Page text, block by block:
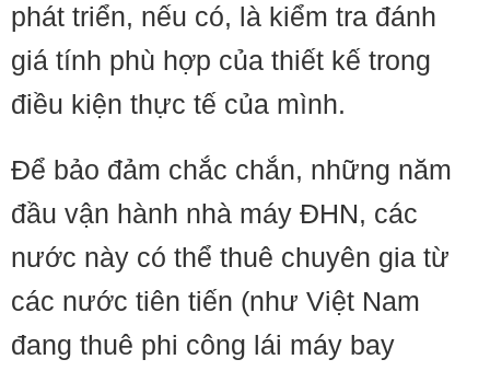
phát triển, nếu có, là kiểm tra đánh
giá tính phù hợp của thiết kế trong
điều kiện thực tế của mình.
Để bảo đảm chắc chắn, những năm
đầu vận hành nhà máy ĐHN, các
nước này có thể thuê chuyên gia từ
các nước tiên tiến (như Việt Nam
đang thuê phi công lái máy bay